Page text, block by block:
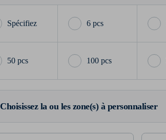
6 pcs
50 pcs 100 pcs
Choisissez la ou les zone(s) à personnaliser